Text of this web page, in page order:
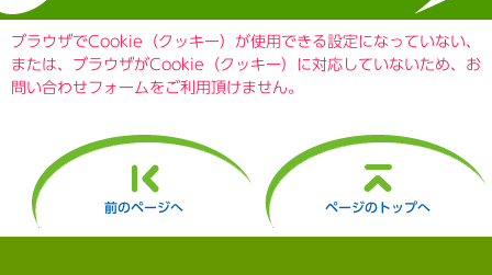
ブラウザでCookie（クッキー）が使用できる設定になっていない、
または、ブラウザがCookie（クッキー）に対応していないため、お
問い合わせフォームをご利用頂けません。
前のページへ ページのトップへ